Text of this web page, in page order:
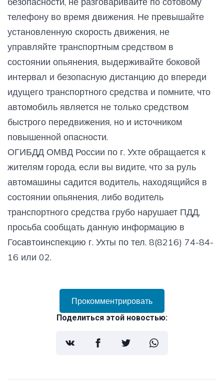
телефону во время движения. Не превышайте
установленную скорость движения, не
управляйте транспортным средством в
состоянии опьянения, выдерживайте боковой
интервал и безопасную дистанцию до впереди
идущего транспортного средства и помните, что
автомобиль является не только средством
быстрого передвижения, но и источником
повышенной опасности.
ОГИБДД ОМВД России по г. Ухте обращается к
жителям города, если вы видите, что за руль
автомашины садится водитель, находящийся в
состоянии опьянения, либо водитель
транспортного средства грубо нарушает ПДД,
просьба сообщать данную информацию в
Госавтоинспекцию г. Ухты по тел. 8(8216) 74-84-
16 или 02.
Прокомментрировать
Поделиться этой новостью: